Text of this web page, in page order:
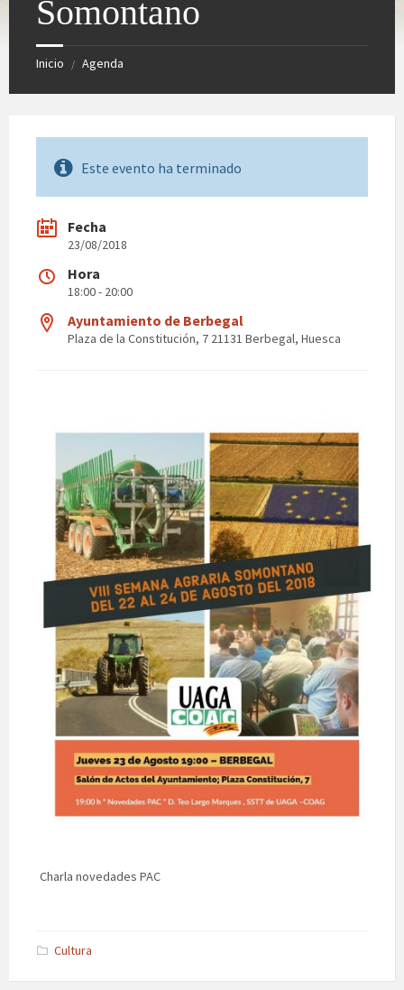
Somontano
Inicio / Agenda
Este evento ha terminado
Fecha
23/08/2018
Hora
18:00 - 20:00
Ayuntamiento de Berbegal
Plaza de la Constitución, 7 21131 Berbegal, Huesca
Charla novedades PAC
Cultura